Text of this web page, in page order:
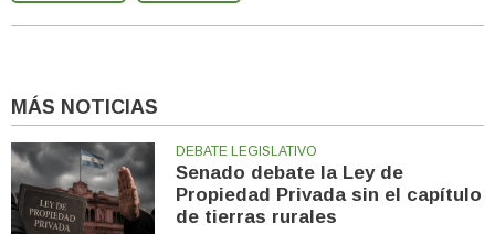
MÁS NOTICIAS
DEBATE LEGISLATIVO
Senado debate la Ley de
Propiedad Privada sin el capítulo
de tierras rurales